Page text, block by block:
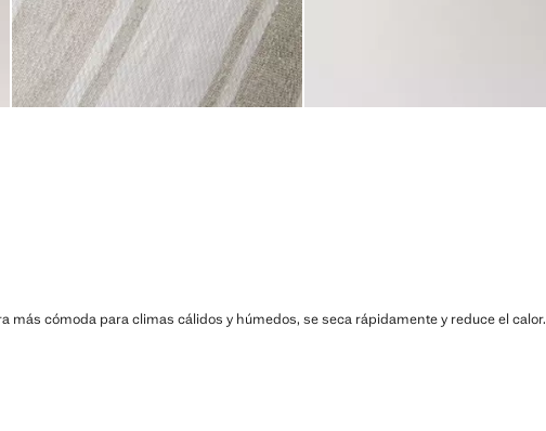
más cómoda para climas cálidos y húmedos, se seca rápidamente y reduce el calor.